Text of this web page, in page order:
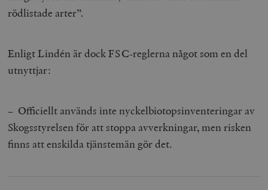
rödlistade arter”.
Enligt Lindén är dock FSC-reglerna något som en del
utnyttjar:
– Officiellt används inte nyckelbiotopsinventeringar av
Skogsstyrelsen för att stoppa avverkningar, men risken
finns att enskilda tjänstemän gör det.